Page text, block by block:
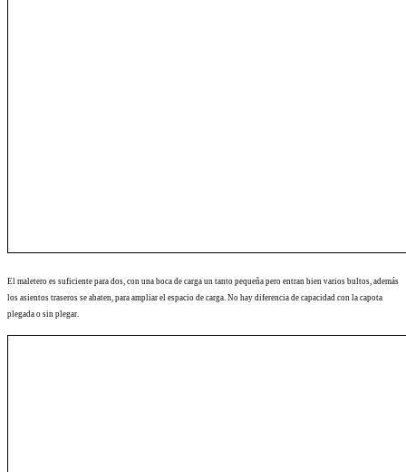
El maletero es suficiente para dos, con una boca de carga un tanto pequeña pero entran bien varios bultos, además
los asientos traseros se abaten, para ampliar el espacio de carga. No hay diferencia de capacidad con la capota
plegada o sin plegar.